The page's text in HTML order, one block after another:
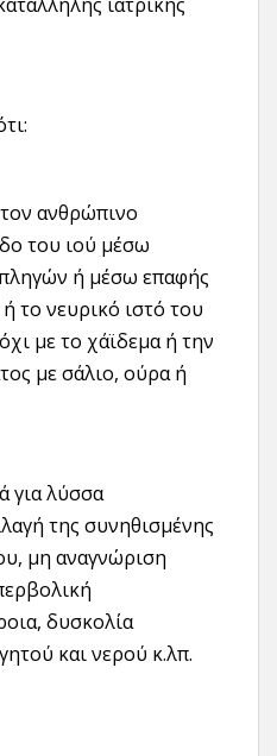
ανθρώπινο
του ιού μέσω
ή μέσω επαφής
το νευρικό ιστό του
με το χάϊδεμα ή την
με σάλιο, ούρα ή
για λύσσα
της συνηθισμένης
μη αναγνώριση
δυσκολία
και νερού κ.λπ.